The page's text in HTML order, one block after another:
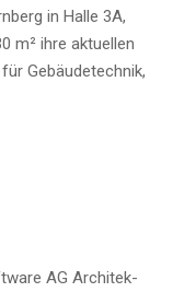
in Hal­le 3A,
m² ihre aktu­el­len
Gebäu­de­tech­nik,
AG Archi­­tek­­